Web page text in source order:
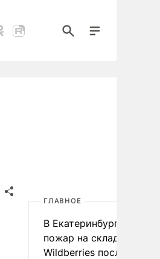
ГЛАВНОЕ
В Екатеринбурге
пожар на складе
Wildberries после атаки